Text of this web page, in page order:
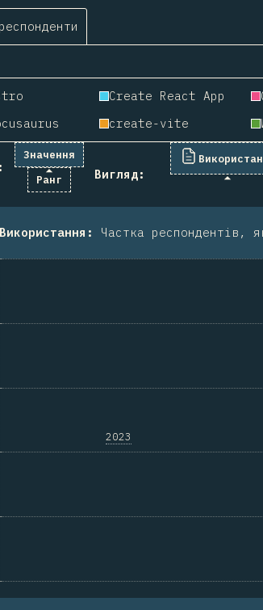
Create React App
create-vite
Значення
Ранг
Вигляд:
Використання : Частка респондентів,
2023